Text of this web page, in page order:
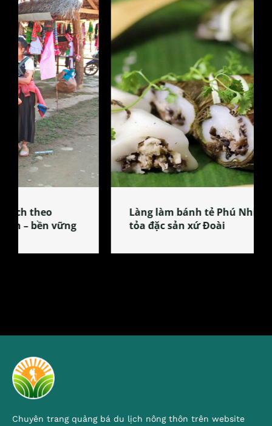
Làng làm bánh tẻ Phú Nhi – nơi lan
tỏa đặc sản xứ Đoài
Chuyên trang quảng bá du lịch nông thôn trên website